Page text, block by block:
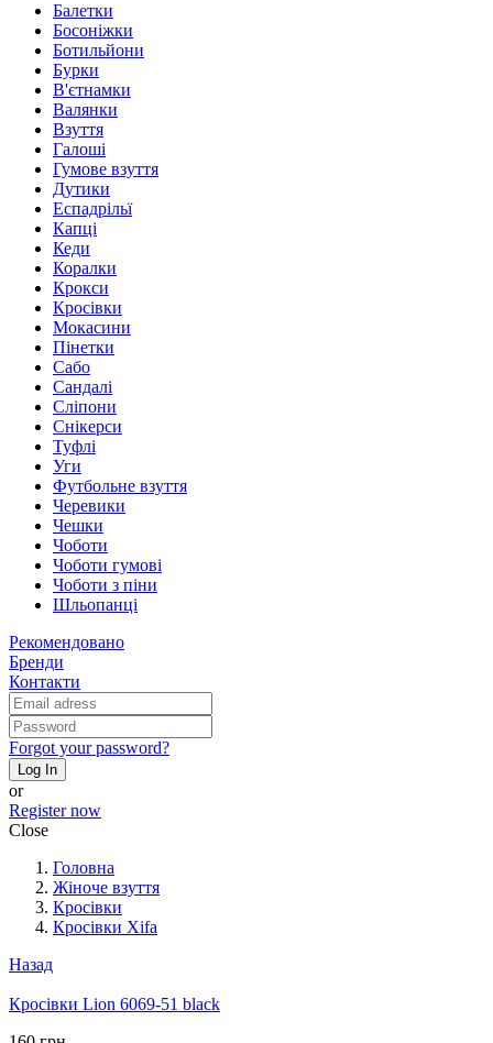
Балетки
Босоніжки
Ботильйони
Бурки
В'єтнамки
Валянки
Взуття
Галоші
Гумове взуття
Дутики
Еспадрільї
Капці
Кеди
Коралки
Крокси
Кросівки
Мокасини
Пінетки
Сабо
Сандалі
Сліпони
Снікерси
Туфлі
Уги
Футбольне взуття
Черевики
Чешки
Чоботи
Чоботи гумові
Чоботи з піни
Шльопанці
Рекомендовано
Бренди
Контакти
Forgot your password?
Log In
or
Register now
Close
Головна
Жіноче взуття
Кросівки
Кросівки Xifa
Назад
Кросівки Lion 6069-51 black